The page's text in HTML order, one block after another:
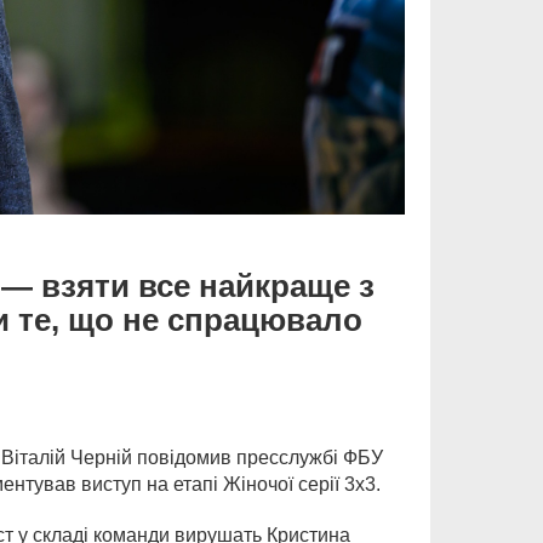
взяти все найкраще з
те, що не спрацювало
Черній повідомив пресслужбі ФБУ
виступ на етапі Жіночої серії 3х3.
у складі команди вирушать Кристина